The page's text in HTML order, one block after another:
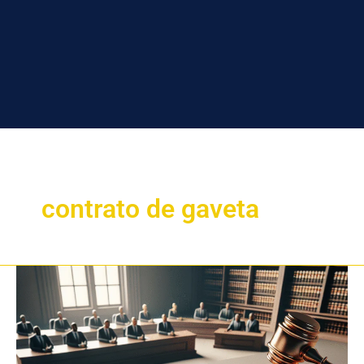
contrato de gaveta
Comprou
carro
no